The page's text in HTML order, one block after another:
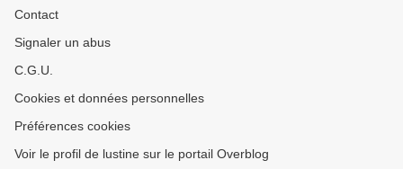
Contact
Signaler un abus
C.G.U.
Cookies et données personnelles
Préférences cookies
Voir le profil de lustine sur le portail Overblog